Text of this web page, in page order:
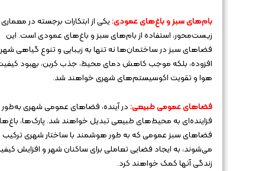
بام‌های سبز و باغ‌های عمودی:یکی از ابتکارات برجسته در معماری
زیست‌محور، استفاده از بام‌های سبز و باغ‌های عمودی است. این
فضاهای سبز در ساختمان‌ها نه تنها به زیبایی و تنوع گیاهی شهر
افزوده، بلکه موجب کاهش دمای محیط، جذب کربن، بهبود
هوا و تقویت اکوسیستم‌های شهری خواهند شد.
فضاهای عمومی طبیعی:در آینده، فضاهای عمومی شهری به‌طور
فزاینده‌ای به محیط‌های طبیعی تبدیل خواهند شد. پارک‌ها،
فضاهای سبز عمومی که به طور هوشمند با ساختار شهری ترکیب
می‌شوند، به ایجاد فضایی تعاملی برای ساکنان شهر و افزایش
زندگی آنها کمک خواهند کرد.